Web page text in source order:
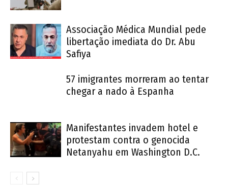
Associação Médica Mundial pede
libertação imediata do Dr. Abu
Safiya
57 imigrantes morreram ao tentar
chegar a nado à Espanha
Manifestantes invadem hotel e
protestam contra o genocida
Netanyahu em Washington D.C.